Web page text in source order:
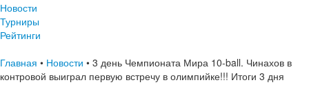
Новости
Турниры
Рейтинги
Главная • Новости • 3 день Чемпионата Мира 10-ball. Чинахов в
контровой выиграл первую встречу в олимпийке!!! Итоги 3 дня